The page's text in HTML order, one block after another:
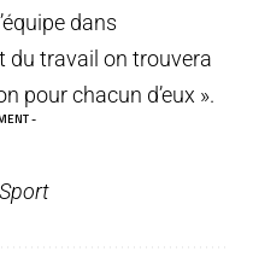
dans
du travail on trouvera
pour chacun d’eux ».
-